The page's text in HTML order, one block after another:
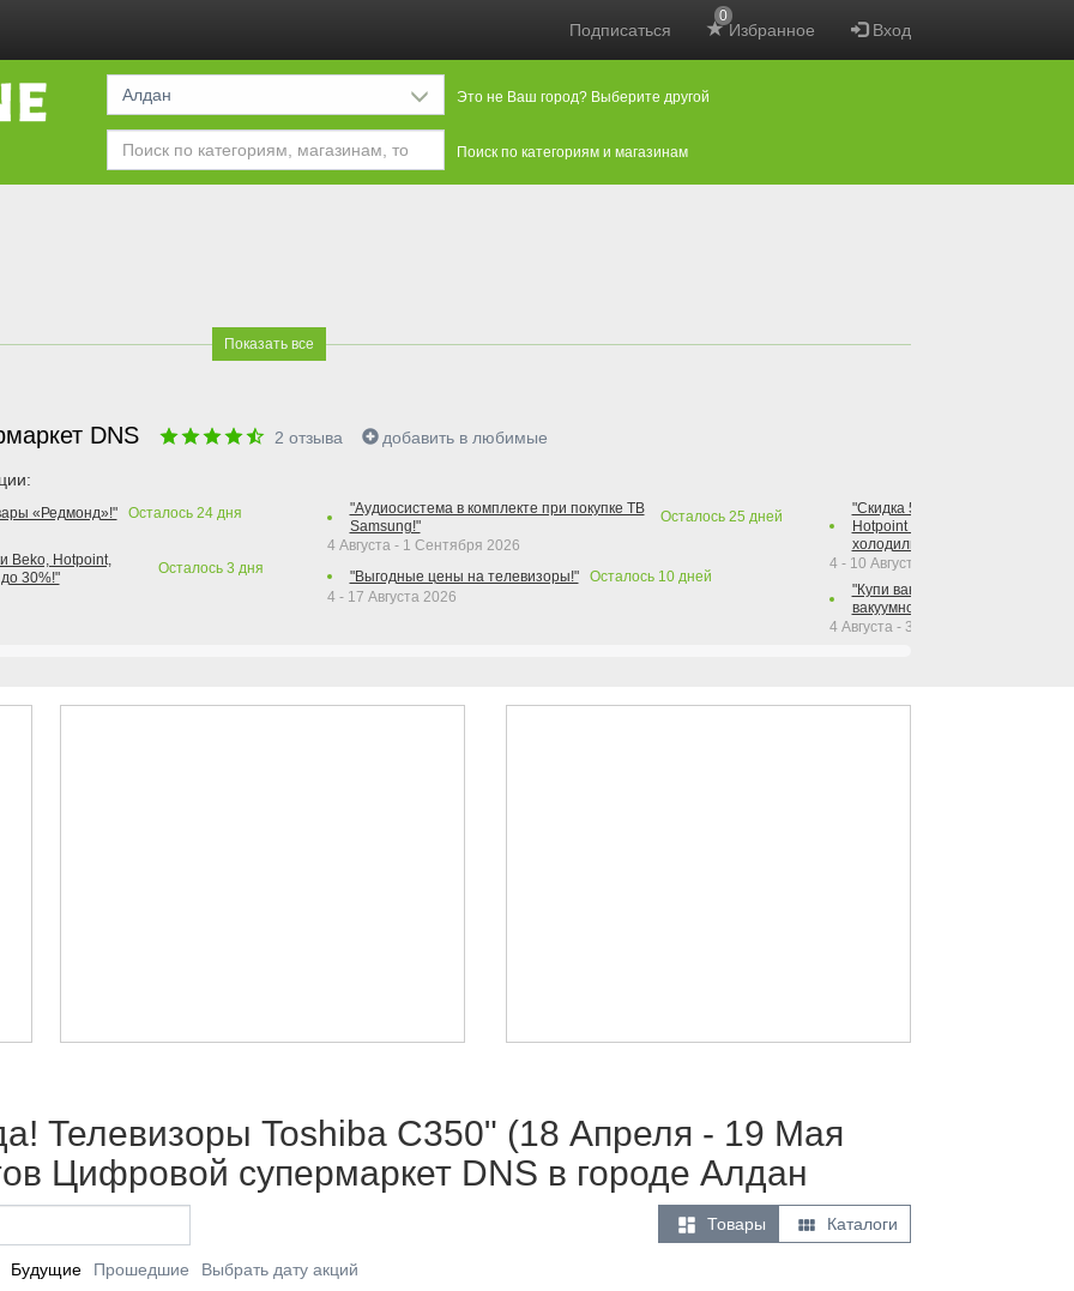
Подписаться Избранное
0
Вход
Алдан Это не Ваш город? Выберите другой
Поиск по категориям и магазинам
Показать все
DNS 2 отзыва добавить в любимые
«Редмонд»!" Осталось 24дня
Beko, Hotpoint,
30%!"
Осталось 3 дня
"Аудиосистема в комплекте при покупке ТВ
Samsung!"
Осталось 25 дней
4 Августа - 1 Сентября 2026
"Выгодные цены на телевизоры!"
Осталось 10дней
4 - 17 Августа 2026
"Скидка 50% на варочную
Hotpoint при покупке духового
холодильника Hotpoint!"
4 - 10 Августа 2026
"Купи вакуумный упаковщик +
вакуумного упаковщика =
4 Августа - 30 Сентября 2026
Телевизоры Toshiba С350" (18 Апреля - 19 Мая
Цифровой супермаркет DNS в городе Алдан
 Товары  Каталоги
Будущие Прошедшие Выбрать дату акций